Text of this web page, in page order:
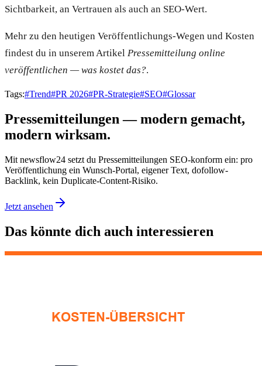
Sichtbarkeit, an Vertrauen als auch an SEO-Wert.
Mehr zu den heutigen Veröffentlichungs-Wegen und Kosten
findest du in unserem Artikel Pressemitteilung online
veröffentlichen — was kostet das?.
Tags:#Trend#PR 2026#PR-Strategie#SEO#Glossar
Pressemitteilungen — modern gemacht,
modern wirksam.
Mit newsflow24 setzt du Pressemitteilungen SEO-konform ein: pro
Veröffentlichung ein Wunsch-Portal, eigener Text, dofollow-
Backlink, kein Duplicate-Content-Risiko.
Jetzt ansehen
Das könnte dich auch interessieren